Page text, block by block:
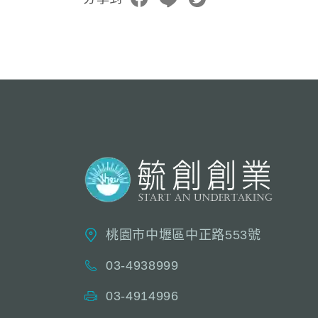
桃園市中壢區中正路553號
03-4938999
03-4914996